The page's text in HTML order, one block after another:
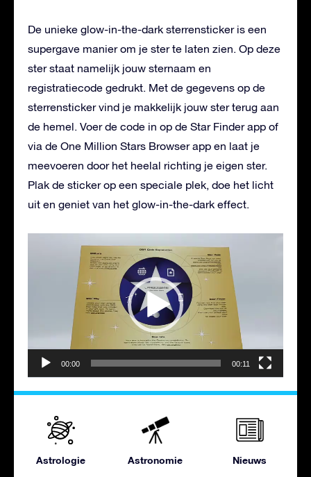
De unieke glow-in-the-dark sterrensticker is een
supergave manier om je ster te laten zien. Op deze
ster staat namelijk jouw sternaam en
registratiecode gedrukt. Met de gegevens op de
sterrensticker vind je makkelijk jouw ster terug aan
de hemel. Voer de code in op de Star Finder app of
via de One Million Stars Browser app en laat je
meevoeren door het heelal richting je eigen ster.
Plak de sticker op een speciale plek, doe het licht
uit en geniet van het glow-in-the-dark effect.
00:00 00:11
Astrologie Astronomie Nieuws